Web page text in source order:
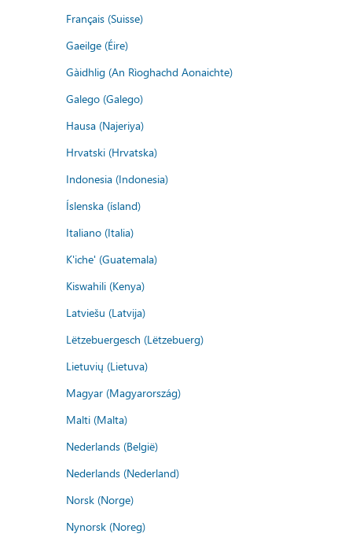
Français (Suisse)
Gaeilge (Éire)
Gàidhlig (An Rìoghachd Aonaichte)
Galego (Galego)
Hausa (Najeriya)
Hrvatski (Hrvatska)
Indonesia (Indonesia)
Íslenska (ísland)
Italiano (Italia)
K'iche' (Guatemala)
Kiswahili (Kenya)
Latviešu (Latvija)
Lëtzebuergesch (Lëtzebuerg)
Lietuvių (Lietuva)
Magyar (Magyarország)
Malti (Malta)
Nederlands (België)
Nederlands (Nederland)
Norsk (Norge)
Nynorsk (Noreg)